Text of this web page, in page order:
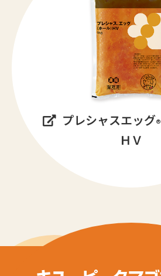
プレシャスエッグ®
ＨＶ